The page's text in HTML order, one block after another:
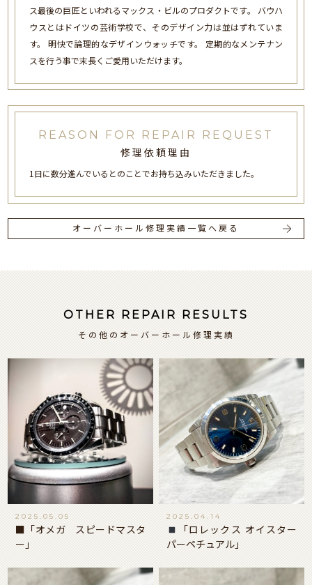
ス最後の巨匠といわれるマックス・ビルのプロダクトです。 バウハ
ウスとはドイツの芸術学校で、そのデザイン力は並はずれていま
す。 明快で論理的なデザインウォッチです。 定期的なメンテナン
スを行う事で末長くご愛用いただけます。
REASON FOR REPAIR REQUEST
修理依頼理由
1日に数分進んでいるとのことでお持ち込みいただきました。
オーバーホール修理実績一覧へ戻る
OTHER REPAIR RESULTS
その他のオーバーホール修理実績
2025.05.05
■「オメガ スピードマスタ
ー」
2025.04.14
「ロレックス オイスター
パーペチュアル」